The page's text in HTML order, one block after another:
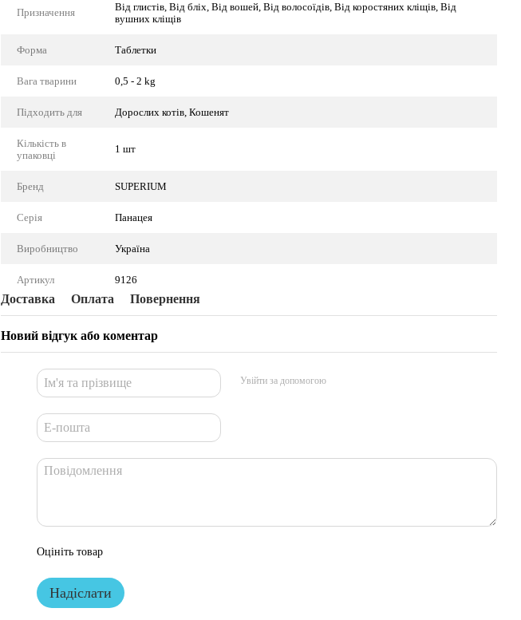
Призначення
Від глистів, Від бліх, Від вошей, Від волосоїдів, Від коростяних кліщів, Від
вушних кліщів
Форма Таблетки
Вага тварини 0,5 - 2 kg
Підходить для Дорослих котів, Кошенят
Кількість в
упаковці
1 шт
Бренд SUPERIUM
Серія Панацея
Виробництво Україна
Артикул 9126
Доставка Оплата Повернення
Новий відгук або коментар
Увійти за допомогою
Оцініть товар
Надіслати